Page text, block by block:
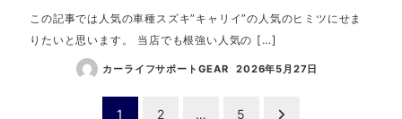
この記事では人気の車種スズキ”キャリイ”の人気のヒミツにせま
りたいと思います。 当店でも根強い人気の […]
カーライフサポートGEAR 2026年5月27日
1 2 … 5